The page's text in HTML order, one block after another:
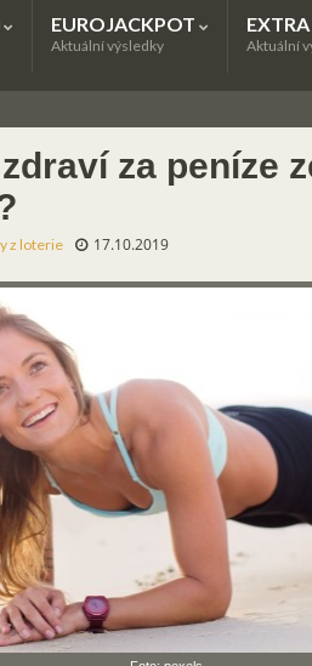
EUROJACKPOT
Aktuální výsledky Aktuální
za peníze
z loterie 17.10.2019